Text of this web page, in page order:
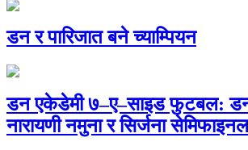
डन र पारिजात बने च्याम्पियन
डन एकेडेमी ७–ए–साइड फुटबल:
नारायणी नमुना र सिर्जना